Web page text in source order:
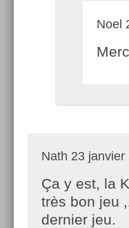
Noel
Nath 23 janvier
Ça y est, la
très bon jeu
dernier jeu.